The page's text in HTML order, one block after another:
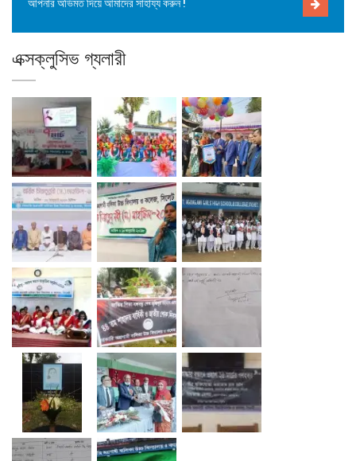
আপনার অভিমত দিয়ে আমাদের সাহায্য করুন !
এক্সক্লুসিভ গ্যলারী